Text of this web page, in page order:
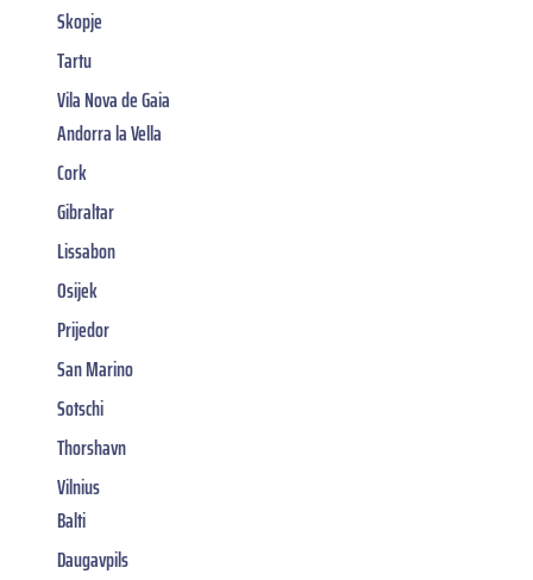
Skopje
Tartu
Vila Nova de Gaia
Andorra la Vella
Cork
Gibraltar
Lissabon
Osijek
Prijedor
San Marino
Sotschi
Thorshavn
Vilnius
Balti
Daugavpils